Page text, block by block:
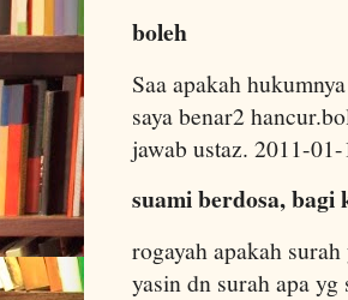
boleh
Saa apakah
saya benar2
jawab ustaz. 2011-
suami berdosa,
rogayah apakah
yasin dn surah apa